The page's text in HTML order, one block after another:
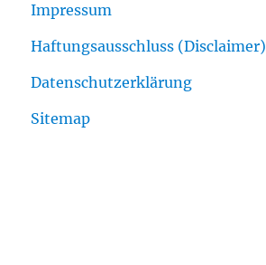
Impressum
Haftungsausschluss (Disclaimer)
Datenschutzerklärung
Sitemap